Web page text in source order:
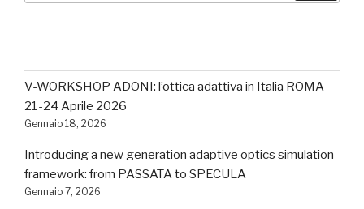
V-WORKSHOP ADONI: l’ottica adattiva in Italia ROMA
21-24 Aprile 2026
Gennaio 18, 2026
Introducing a new generation adaptive optics simulation
framework: from PASSATA to SPECULA
Gennaio 7, 2026